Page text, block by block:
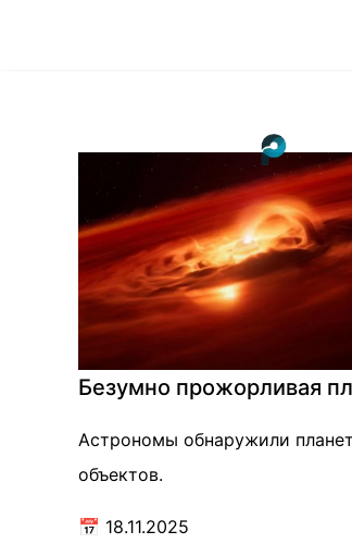
Безумно прожорливая
Астрономы обнаружили
объектов.
📅 18.11.2025